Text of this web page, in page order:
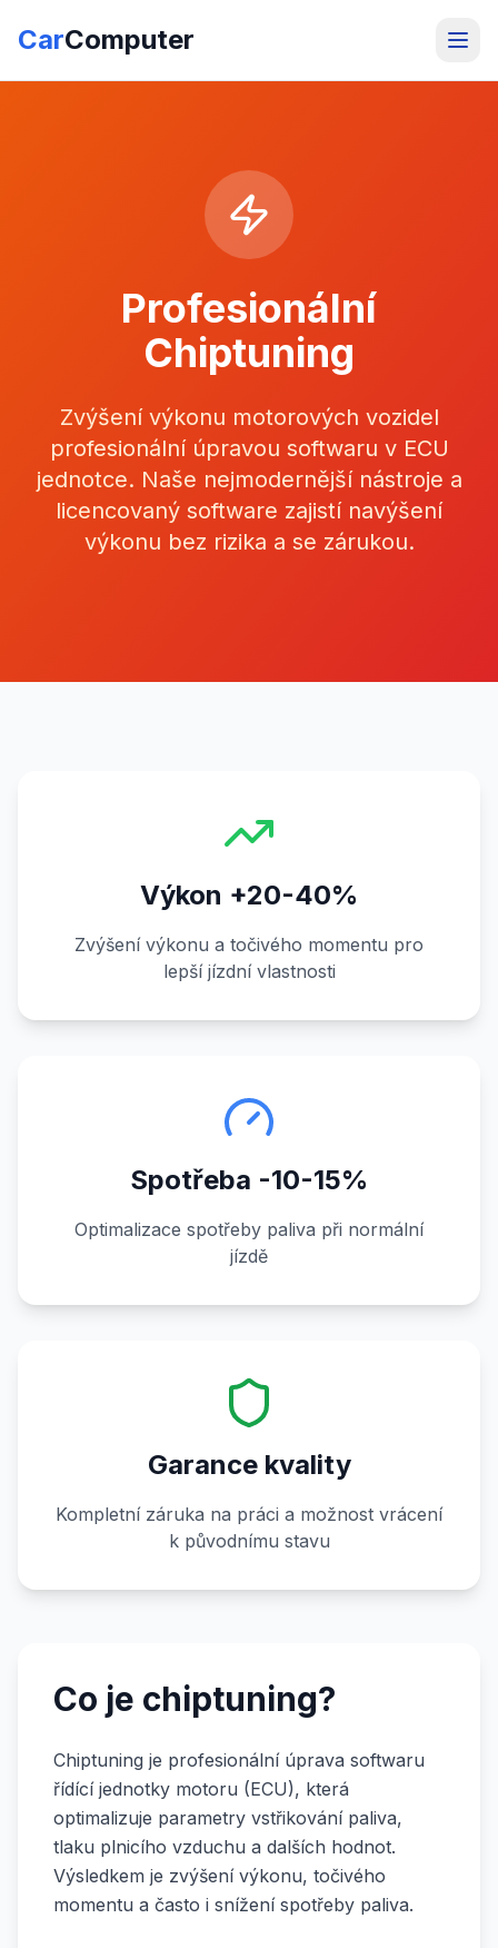
CarComputer
Profesionální
Chiptuning
Zvýšení výkonu motorových vozidel
profesionální úpravou softwaru v ECU
jednotce. Naše nejmodernější nástroje a
licencovaný software zajistí navýšení
výkonu bez rizika a se zárukou.
Výkon +20-40%
Zvýšení výkonu a točivého momentu pro
lepší jízdní vlastnosti
Spotřeba -10-15%
Optimalizace spotřeby paliva při normální
jízdě
Garance kvality
Kompletní záruka na práci a možnost vrácení
k původnímu stavu
Co je chiptuning?
Chiptuning je profesionální úprava softwaru
řídící jednotky motoru (ECU), která
optimalizuje parametry vstřikování paliva,
tlaku plnicího vzduchu a dalších hodnot.
Výsledkem je zvýšení výkonu, točivého
momentu a často i snížení spotřeby paliva.